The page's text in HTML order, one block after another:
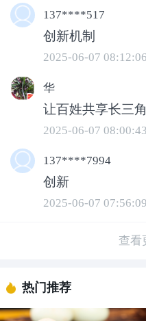
聚焦老百姓的急难
市”持续突破行政
警务协作等154项
施，其中57项向全
省社科院发展战略
137****517
创新机制
2025-06-07 08:12:06
华
让百姓共享长三角
2025-06-07 08:00:43
137****7994
创新
2025-06-07 07:56:09
查看
热门推荐